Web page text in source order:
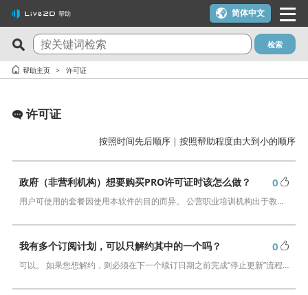
帮助
最新问答
サードパーティ製アプリケーションにおけるCubism Editorお
想要变更 Cookie 同意的设定内容。
在alpha版的Cubism Editor创建的文件(cmo3, can3, moc3)可以
能够流畅运行Cubism Editor的PC规格是什么？
在使用了AI制作的内容中，是否可以使用Cubism Editor、
关注度最高的10个问答
我想使用优惠券
在macOS 10.15 Catalina或更高版本上安装时出现警告
可用于在YouTube或Twitch上发布作品吗？
我想解约（我想停止订阅）
电脑主机
【-103、-105错误】 发生网络通信相关错误时
检索
帮助主页 许可证
许可证
按照时间先后顺序 ｜按照帮助程度由大到小的顺序
政府（非营利机构）想要购买PRO许可证时该怎么做？ 0
用户可使用的套餐因使用本软件的目的而异。 公营职业培训机构出于教育目的使用本软件时，能够以教育机构的身份享受使用“Live2D Cubism PRO for i…
我有多个订阅计划，可以只解约其中的一个吗？ 0
可以。 如果您想解约，则必须在下一个续订日期之前完成“停止更新”流程。 操作方法如下。 …
简体中文